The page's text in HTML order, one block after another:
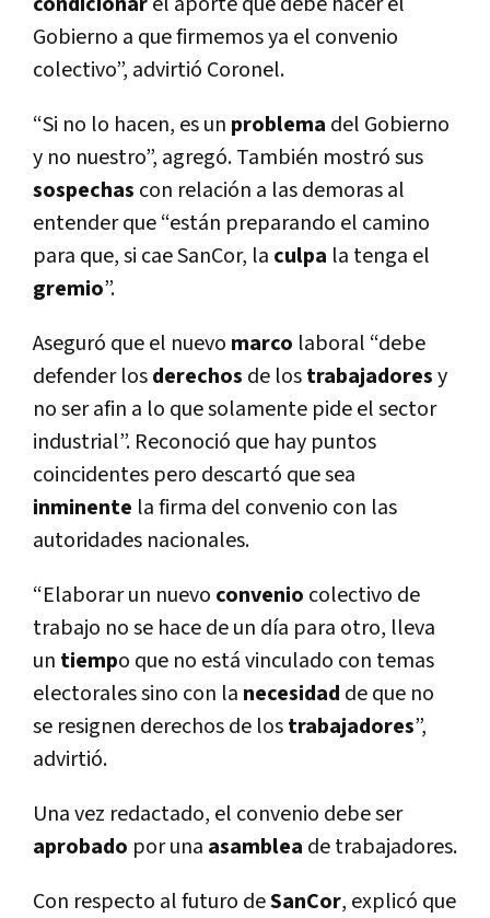
Gobierno a que firmemos ya el convenio
colectivo”, advirtió Coronel.
“Si no lo hacen, es un problema del Gobierno
y no nuestro”, agregó. También mostró sus
sospechas con relación a las demoras al
entender que “están preparando el camino
para que, si cae SanCor, la culpa la tenga el
gremio”.
Aseguró que el nuevo marco laboral “debe
defender losderechos de lostrabajadoresy
no ser afin a lo que solamente pide el sector
industrial”. Reconoció que hay puntos
coincidentes pero descartó que sea
inminente la firma del convenio con las
autoridades nacionales.
“Elaborar un nuevo convenio colectivo de
trabajo no se hace de un día para otro, lleva
un tiempo que no está vinculado con temas
electorales sino con la necesidad de que no
se resignen derechos de lostrabajadores”,
advirtió.
Una vez redactado, el convenio debe ser
aprobado por una asamblea de trabajadores.
Con respecto al futuro deSanCor, explicó que